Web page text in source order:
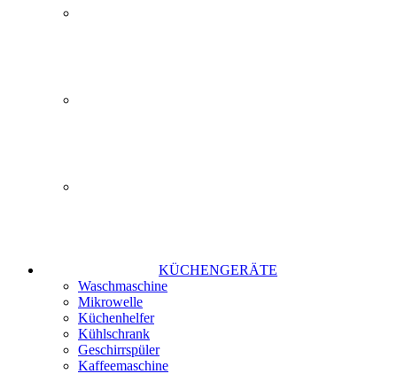
KÜCHENGERÄTE
Waschmaschine
Mikrowelle
Küchenhelfer
Kühlschrank
Geschirrspüler
Kaffeemaschine